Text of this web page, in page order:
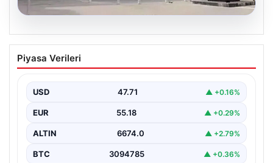
06.08.2026
Antalya’daki yolsuzluk soruşturmasında
iki yeni gözaltı
Yeni Gözaltı İşlemi", "content": "Antalya Büyükşehir
Belediyesi'ne yönelik…
Piyasa Verileri
USD 47.71 ▲ +0.16%
EUR 55.18 ▲ +0.29%
ALTIN 6674.0 ▲ +2.79%
BTC 3094785 ▲ +0.36%